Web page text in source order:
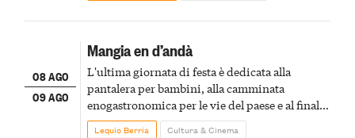
08 AGO
09 AGO
Mangia en d’andà
L'ultima giornata di festa è dedicata alla
pantalera per bambini, alla camminata
enogastronomica per le vie del paese e al finale
pirotecnico
Lequio Berria Cultura & Cinema